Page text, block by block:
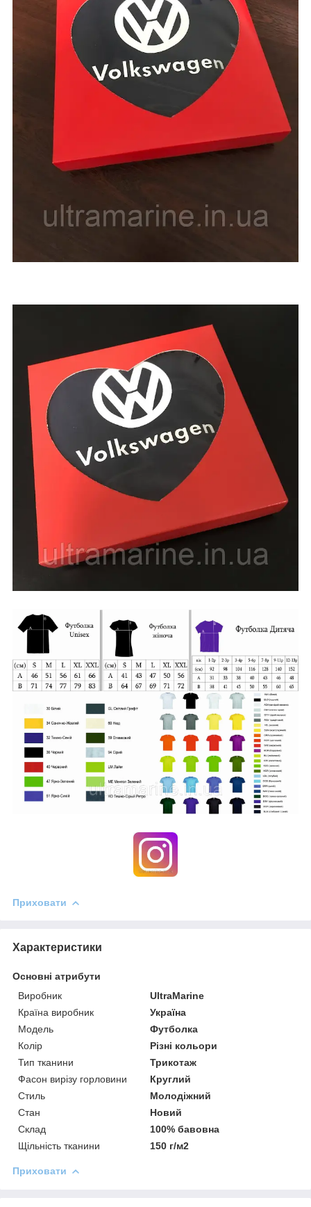
Приховати
Характеристики
Основні атрибути
Виробник
UltraMarine
Країна виробник
Україна
Модель
Футболка
Колір
Різні кольори
Тип тканини
Трикотаж
Фасон вирізу горловини
Круглий
Стиль
Молодіжний
Стан
Новий
Склад
100% бавовна
Щільність тканини
150 г/м2
Приховати